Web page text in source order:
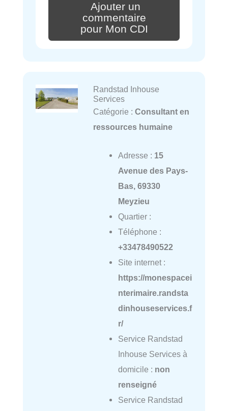
Ajouter un
commentaire
pour Mon CDI
Randstad Inhouse
Services
Catégorie : Consultant en
ressources humaine
Adresse : 15
Avenue des Pays-
Bas, 69330
Meyzieu
Quartier :
Téléphone :
+33478490522
Site internet :
https://monespacei
nterimaire.randsta
dinhouseservices.f
r/
Service Randstad
Inhouse Services à
domicile : non
renseigné
Service Randstad